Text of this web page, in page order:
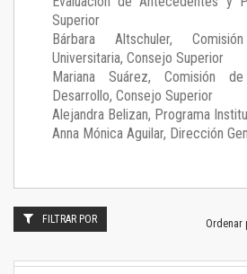
Superior
Bárbara Altschuler,
Universitaria, Consejo Superior
Mariana Suárez, Comisión
Desarrollo, Consejo Superior
Alejandra Belizan, Programa
Anna Mónica Aguilar, Dirección
Ordenar
FILTRAR POR